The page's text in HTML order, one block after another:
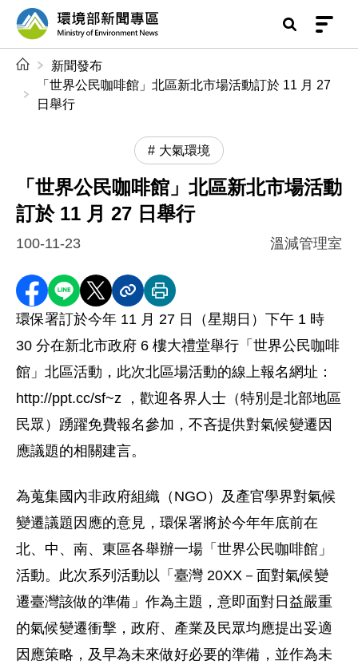
前往中央內容區塊
環境部新聞專區
新聞發布
「世界公民咖啡館」北區新北市場活動訂於 11 月 27
日舉行
大氣環境
「世界公民咖啡館」北區新北市場活動
訂於 11 月 27 日舉行
100-11-23 溫減管理室
分享至 Facebook
分享到 LINE
分享到 X分享內容連結
列印本頁
環保署訂於今年 11 月 27 日（星期日）下午 1 時
30 分在新北市政府 6 樓大禮堂舉行「世界公民咖啡
館」北區活動，此次北區場活動的線上報名網址：
http://ppt.cc/sf~z ，歡迎各界人士（特別是北部地區
民眾）踴躍免費報名參加，不吝提供對氣候變遷因
應議題的相關建言。
為蒐集國內非政府組織（NGO）及產官學界對氣候
變遷議題因應的意見，環保署將於今年年底前在
北、中、南、東區各舉辦一場「世界公民咖啡館」
活動。此次系列活動以「臺灣 20XX－面對氣候變
遷臺灣該做的準備」作為主題，意即面對日益嚴重
的氣候變遷衝擊，政府、產業及民眾均應提出妥適
因應策略，及早為未來做好必要的準備，並作為未